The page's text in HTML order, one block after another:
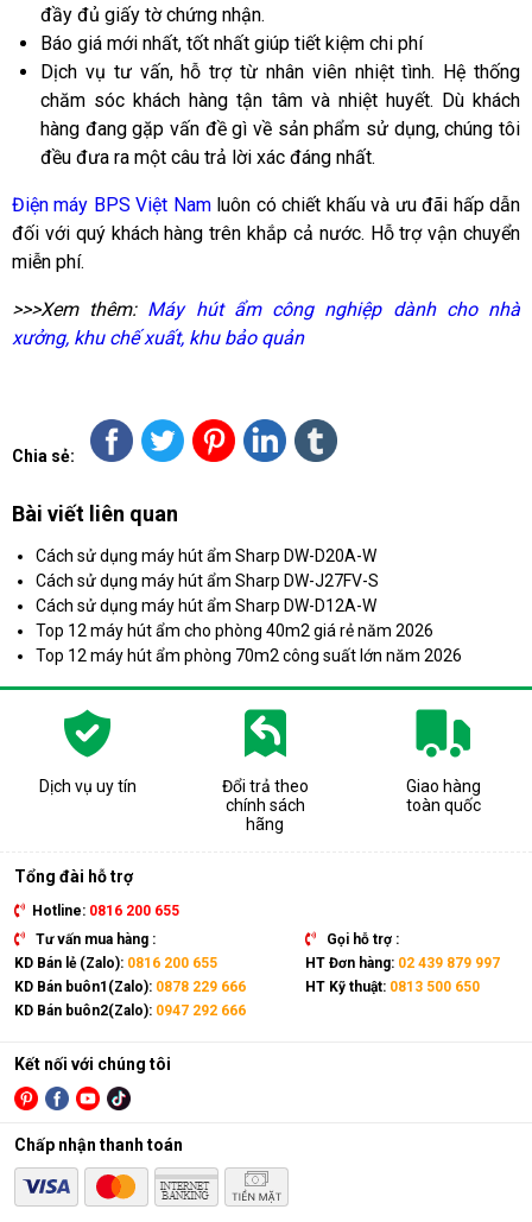
đầy đủ giấy tờ chứng nhận.
Báo giá mới nhất, tốt nhất giúp tiết kiệm chi phí
Dịch vụ tư vấn, hỗ trợ từ nhân viên nhiệt tình. Hệ thống
chăm sóc khách hàng tận tâm và nhiệt huyết. Dù khách
hàng đang gặp vấn đề gì về sản phẩm sử dụng, chúng tôi
đều đưa ra một câu trả lời xác đáng nhất.
Điện máy BPS Việt Namluôn có chiết khấu và ưu đãi hấp dẫn
đối với quý khách hàng trên khắp cả nước. Hỗ trợ vận chuyển
miễn phí.
>>>Xem thêm: Máy hút ẩm công nghiệp dành cho nhà
xưởng, khu chế xuất, khu bảo quản
Chia sẻ:
Bài viết liên quan
Cách sử dụng máy hút ẩm Sharp DW-D20A-W
Cách sử dụng máy hút ẩm Sharp DW-J27FV-S
Cách sử dụng máy hút ẩm Sharp DW-D12A-W
Top 12 máy hút ẩm cho phòng 40m2 giá rẻ năm 2026
Top 12 máy hút ẩm phòng 70m2 công suất lớn năm 2026
Dịch vụ uy tín
Đổi trả theo
chính sách
hãng
Giao hàng
toàn quốc
Tổng đài hỗ trợ
Hotline: 0816 200 655
Tư vấn mua hàng :
KD Bán lẻ (Zalo): 0816 200 655
KD Bán buôn1(Zalo): 0878 229 666
KD Bán buôn2(Zalo): 0947 292 666
Gọi hỗ trợ :
HT Đơn hàng: 02 439 879 997
HT Kỹ thuật: 0813 500 650
Kết nối với chúng tôi
Chấp nhận thanh toán